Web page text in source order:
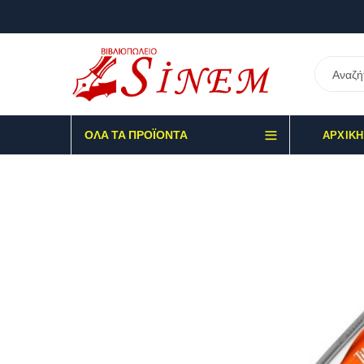
ΌΛΑ ΤΑ ΠΡΟΪΌΝΤΑ ΑΡΧΙΚΉ